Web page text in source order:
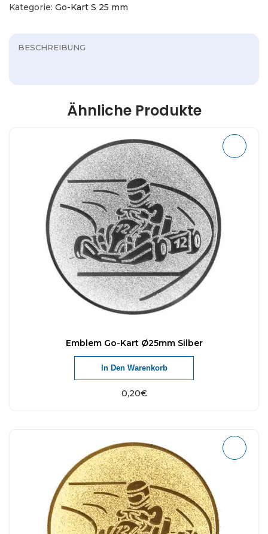
Kategorie: Go-Kart S 25 mm
BESCHREIBUNG
Ähnliche Produkte
Emblem Go-Kart Ø25mm Silber
0,20€
In Den Warenkorb